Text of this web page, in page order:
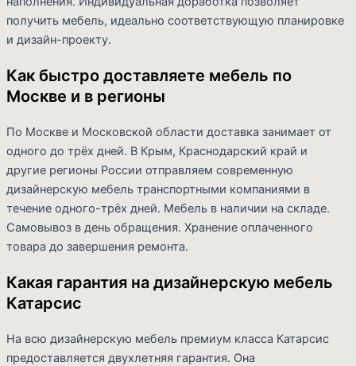
получить мебель, идеально соответствующую планировке
и дизайн-проекту.
Как быстро доставляете мебель по
Москве и в регионы
По Москве и Московской области доставка занимает от
одного до трёх дней. В Крым, Краснодарский край и
другие регионы России отправляем современную
дизайнерскую мебель транспортными компаниями в
течение одного-трёх дней. Мебель в наличии на складе.
Самовывоз в день обращения. Хранение оплаченного
товара до завершения ремонта.
Какая гарантия на дизайнерскую мебель
Катарсис
На всю дизайнерскую мебель премиум класса Катарсис
предоставляется двухлетняя гарантия. Она